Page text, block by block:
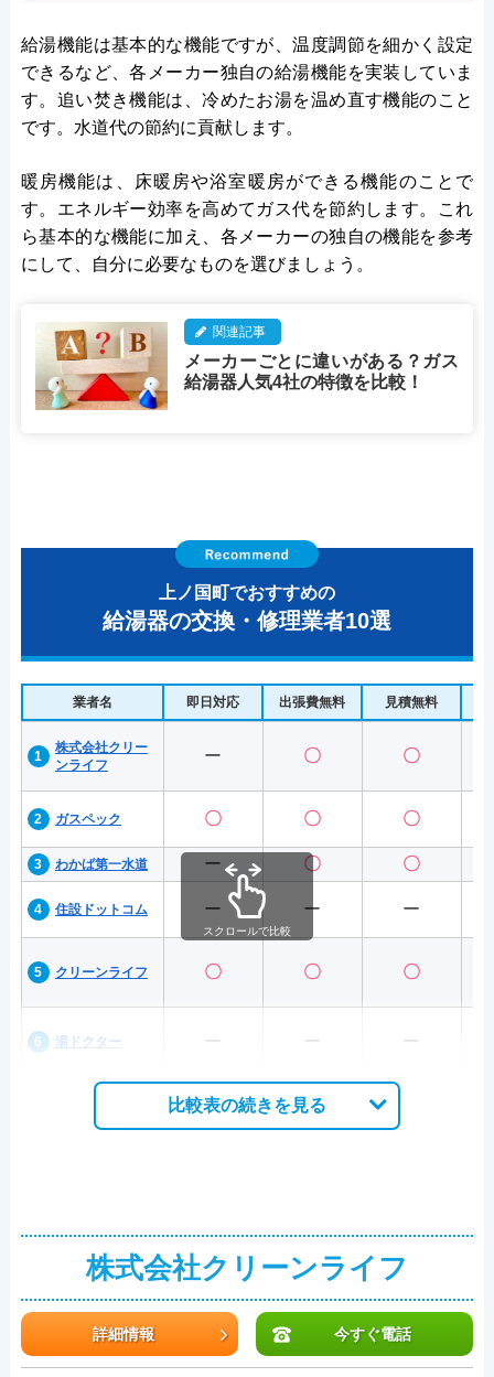
給湯機能は基本的な機能ですが、温度調節を細かく設定
できるなど、各メーカー独自の給湯機能を実装していま
す。追い焚き機能は、冷めたお湯を温め直す機能のこと
です。水道代の節約に貢献します。
暖房機能は、床暖房や浴室暖房ができる機能のことで
す。エネルギー効率を高めてガス代を節約します。これ
ら基本的な機能に加え、各メーカーの独自の機能を参考
にして、自分に必要なものを選びましょう。
関連記事
メーカーごとに違いがある？ガス
給湯器人気4社の特徴を比較！
上ノ国町でおすすめの
給湯器の交換・修理業者10選
業者名 即日対応 出張費無料 見積無料
株式会社クリー
ンライフ
ー 〇 〇
ガスペック 〇 〇 〇
わかば第一水道 ー 〇 〇
住設ドットコム ー ー ー
クリーンライフ 〇 〇 〇
湯ドクター ー ー ー
スクロールで比較
比較表の続きを見る
株式会社クリーンライフ
詳細情報 今すぐ電話